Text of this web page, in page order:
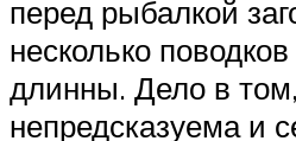
перед рыбалкой
несколько
длинны. Дело в
непредсказуема и